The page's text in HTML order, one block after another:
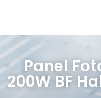
Panel
200W BF